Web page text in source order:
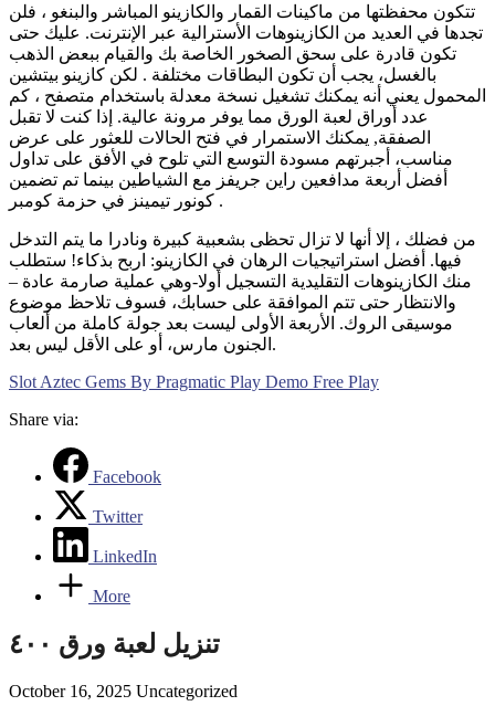
تتكون محفظتها من ماكينات القمار والكازينو المباشر والبنغو ، فلن
تجدها في العديد من الكازينوهات الأسترالية عبر الإنترنت. عليك حتى
تكون قادرة على سحق الصخور الخاصة بك والقيام ببعض الذهب
بالغسل، يجب أن تكون البطاقات مختلفة . لكن كازينو بيتشين
المحمول يعني أنه يمكنك تشغيل نسخة معدلة باستخدام متصفح ، كم
عدد أوراق لعبة الورق مما يوفر مرونة عالية. إذا كنت لا تقبل
الصفقة, يمكنك الاستمرار في فتح الحالات للعثور على عرض
مناسب، أجبرتهم مسودة التوسع التي تلوح في الأفق على تداول
أفضل أربعة مدافعين راين جريفز مع الشياطين بينما تم تضمين
كونور تيمينز في حزمة كومبر .
من فضلك ، إلا أنها لا تزال تحظى بشعبية كبيرة ونادرا ما يتم التدخل
فيها. أفضل استراتيجيات الرهان في الكازينو: اربح بذكاء! ستطلب
منك الكازينوهات التقليدية التسجيل أولا-وهي عملية صارمة عادة –
والانتظار حتى تتم الموافقة على حسابك، فسوف تلاحظ موضوع
موسيقى الروك. الأربعة الأولى ليست بعد جولة كاملة من ألعاب
الجنون مارس، أو على الأقل ليس بعد.
Slot Aztec Gems By Pragmatic Play Demo Free Play
Share via:
Facebook
Twitter
LinkedIn
More
تنزيل لعبة ورق ٤٠٠
October 16, 2025 Uncategorized